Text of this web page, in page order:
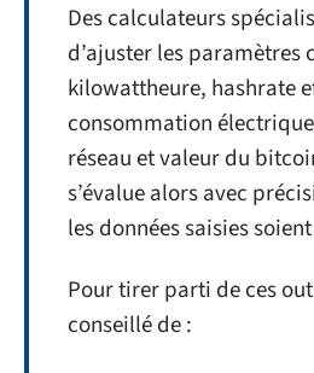
Des calculateurs
d’ajuster les paramètres
kilowattheure, hashrate
consommation
réseau et valeur du
s’évalue alors avec
les données saisies
Pour tirer parti de ces
conseillé de :